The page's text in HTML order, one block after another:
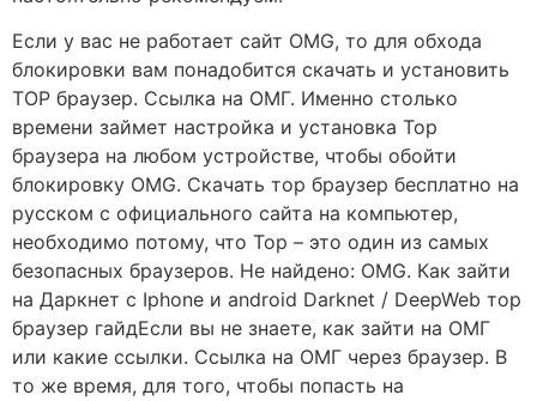
Если у вас не работает сайт OMG, то для обхода
блокировки вам понадобится скачать и установить
ТОР браузер. Ссылка на ОМГ. Именно столько
времени займет настройка и установка Тор
браузера на любом устройстве, чтобы обойти
блокировку OMG. Скачать тор браузер бесплатно на
русском с официального сайта на компьютер,
необходимо потому, что Тор – это один из самых
безопасных браузеров. Не найдено: OMG. Как зайти
на Даркнет с Iphone и android Darknet / DeepWeb тор
браузер гайдЕсли вы не знаете, как зайти на ОМГ
или какие ссылки. Ссылка на ОМГ через браузер. В
то же время, для того, чтобы попасть на